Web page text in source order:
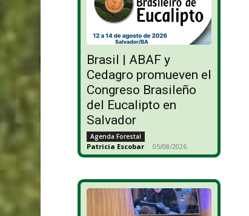
Brasil | ABAF y
Cedagro promueven el
Congreso Brasileño
del Eucalipto en
Salvador
Agenda Forestal
Patricia Escobar - 05/08/2026